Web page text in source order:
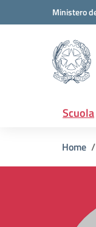
Vai ai contenuti
Vai al menu diMinistero
Scuola
Home